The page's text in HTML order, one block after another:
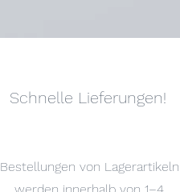
Schnelle Lieferungen!
Bestellungen von Lagerartikeln